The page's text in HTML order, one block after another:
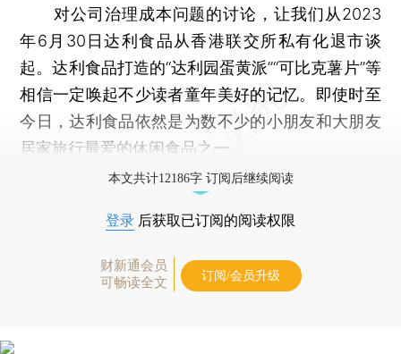
对公司治理成本问题的讨论，让我们从2023
年6月30日达利食品从香港联交所私有化退市谈
起。达利食品打造的“达利园蛋黄派”“可比克薯片”等
相信一定唤起不少读者童年美好的记忆。即使时至
今日，达利食品依然是为数不少的小朋友和大朋友
居家旅行最爱的休闲食品之一。
本文共计12186字 订阅后继续阅读
登录 后获取已订阅的阅读权限
财新通会员
可畅读全文
订阅/会员升级